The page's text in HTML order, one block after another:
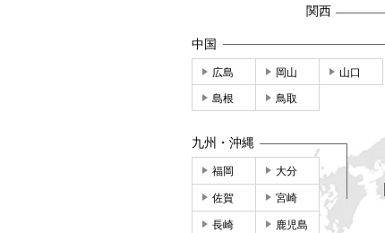
関西
中国
広島 岡山 山口
島根 鳥取
九州・沖縄
福岡 大分
佐賀 宮崎
長崎 鹿児島